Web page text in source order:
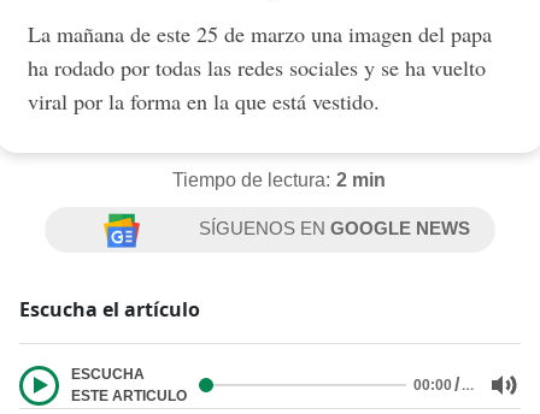
La mañana de este 25 de marzo una imagen del papa
ha rodado por todas las redes sociales y se ha vuelto
viral por la forma en la que está vestido.
Tiempo de lectura: 2 min
SÍGUENOS ENGOOGLE NEWS
Escucha el artículo
ESCUCHA
ESTE ARTICULO
00:00/…